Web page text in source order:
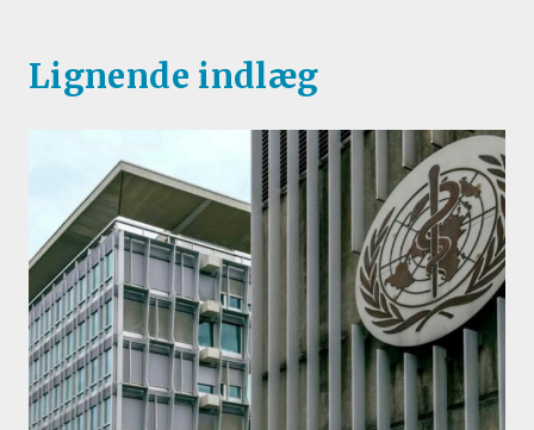
Lignende indlæg